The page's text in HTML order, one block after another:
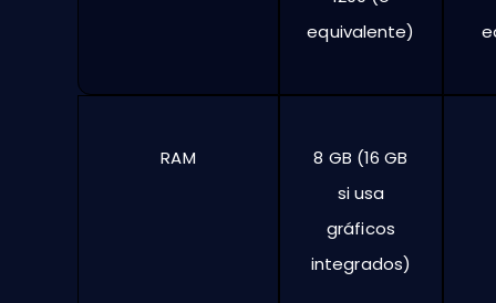
equivalente)
RAM
8 GB (16 GB
si usa
gráficos
integrados)